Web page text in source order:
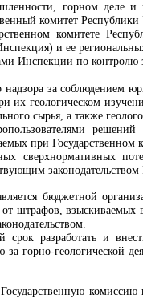
горном деле
комитет
комитете
и ее
Инспекции по контролю
надзора за соблюдением
их геологическом
сырья, а также
при
сверхнормативных
бюджетной
штрафов, взыскиваемых
срок разработать и
горно-геологической